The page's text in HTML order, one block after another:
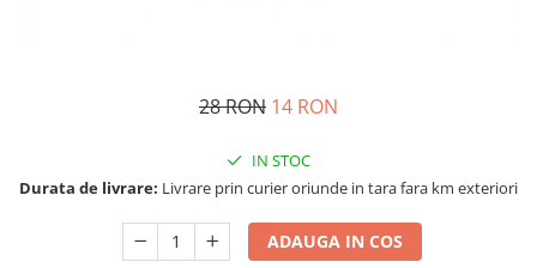
28 RON 14 RON
IN STOC
Durata de livrare: Livrare prin curier oriunde in tara fara km exteriori
ADAUGA IN COS